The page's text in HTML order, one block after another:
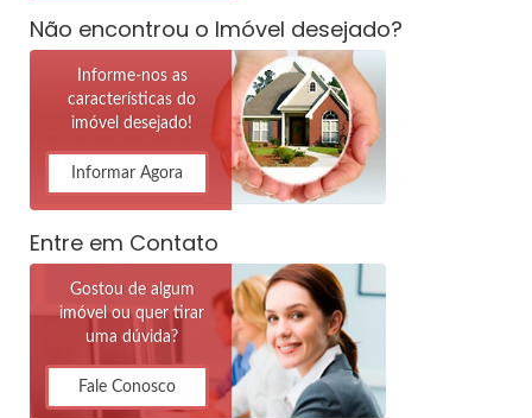
Não encontrou o Imóvel desejado?
Informe-nos as
características do
imóvel desejado!
Informar Agora
Entre em Contato
Gostou de algum
imóvel ou quer tirar
uma dúvida?
Fale Conosco